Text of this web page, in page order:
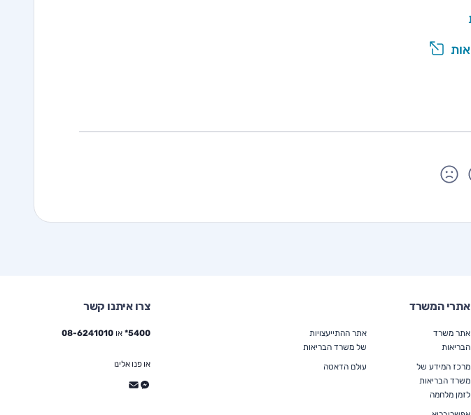
אתרי המשרד
אתר משרד
הבריאות
מרכז המידע של
משרד הבריאות
לזמן מלחמה
אתר ההתייעצויות
של משרד הבריאות
עולם הדאטה
צרו איתנו קשר
5400* או 08-6241010
או פנו אלינו